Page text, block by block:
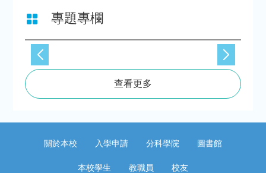
專題專欄
查看更多
關於本校 入學申請 分科學院 圖書館
本校學生 教職員 校友